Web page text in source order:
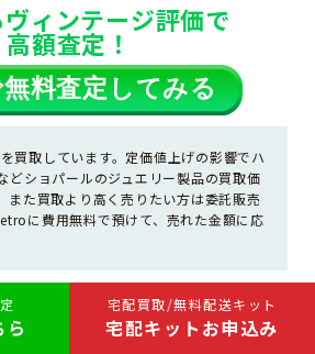
宅配買取/無料配送キット
宅配キットお申込み
ィンテージ評価で
高額査定！
料査定してみる
買取しています。定価値上げの影響でハ
どショパールのジュエリー製品の買取価
また買取より高く売りたい方は委託販売
に費用無料で預けて、売れた金額に応
パール買取実績